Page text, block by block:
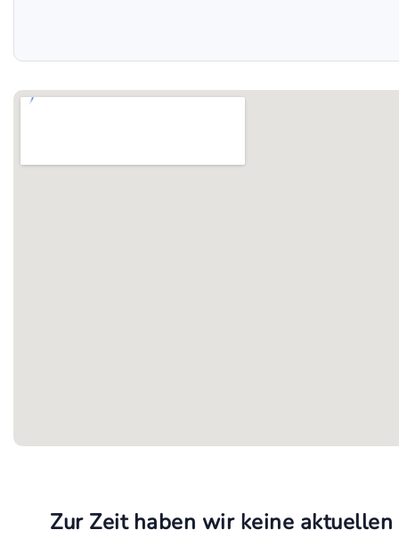
Zur Zeit haben wir keine aktuellen